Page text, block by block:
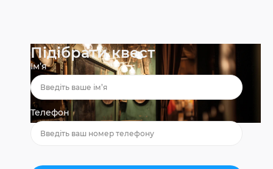
Підібрати квест
Ім’я
Телефон